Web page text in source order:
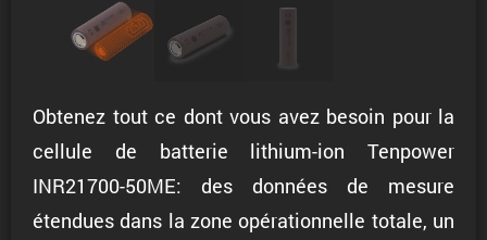
Obtenez tout ce dont vous avez besoin pour la
cellule de batterie lithium-ion Tenpower
INR21700-50ME: des données de mesure
étendues dans la zone opérationnelle totale, un